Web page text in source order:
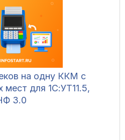
на одну ККМ с
мест для 1С:УТ11.5,
3.0